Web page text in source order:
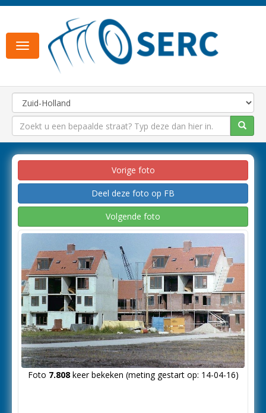
Toggle
navigation
Vorige foto
Deel deze foto op FB
Volgende foto
Foto 7.808keer bekeken (meting gestart op: 14-04-16)